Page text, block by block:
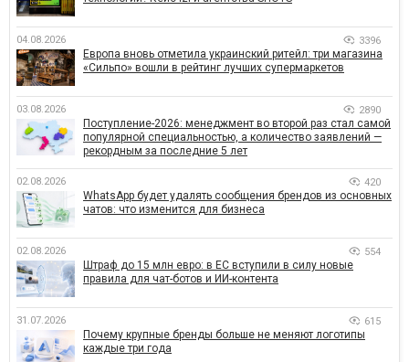
04.08.2026 3396
Европа вновь отметила украинский ритейл: три магазина
«Сильпо» вошли в рейтинг лучших супермаркетов
03.08.2026 2890
Поступление-2026: менеджмент во второй раз стал самой
популярной специальностью, а количество заявлений —
рекордным за последние 5 лет
02.08.2026 420
WhatsApp будет удалять сообщения брендов из основных
чатов: что изменится для бизнеса
02.08.2026 554
Штраф до 15 млн евро: в ЕС вступили в силу новые
правила для чат-ботов и ИИ-контента
31.07.2026 615
Почему крупные бренды больше не меняют логотипы
каждые три года